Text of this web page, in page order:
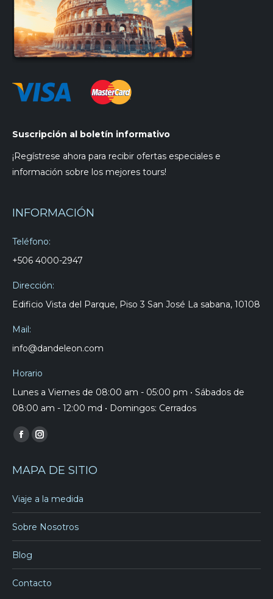
Suscripción al boletín informativo
¡Regístrese ahora para recibir ofertas especiales e
información sobre los mejores tours!
INFORMACIÓN
Teléfono:
+506 4000-2947
Dirección:
Edificio Vista del Parque, Piso 3 San José La sabana, 10108
Mail:
info@dandeleon.com
Horario
Lunes a Viernes de 08:00 am - 05:00 pm • Sábados de
08:00 am - 12:00 md • Domingos: Cerrados
Find us on:
Facebook
opens
new
Instagram
opens
new
MAPA DE SITIO
Viaje a la medida
Sobre Nosotros
Blog
Contacto